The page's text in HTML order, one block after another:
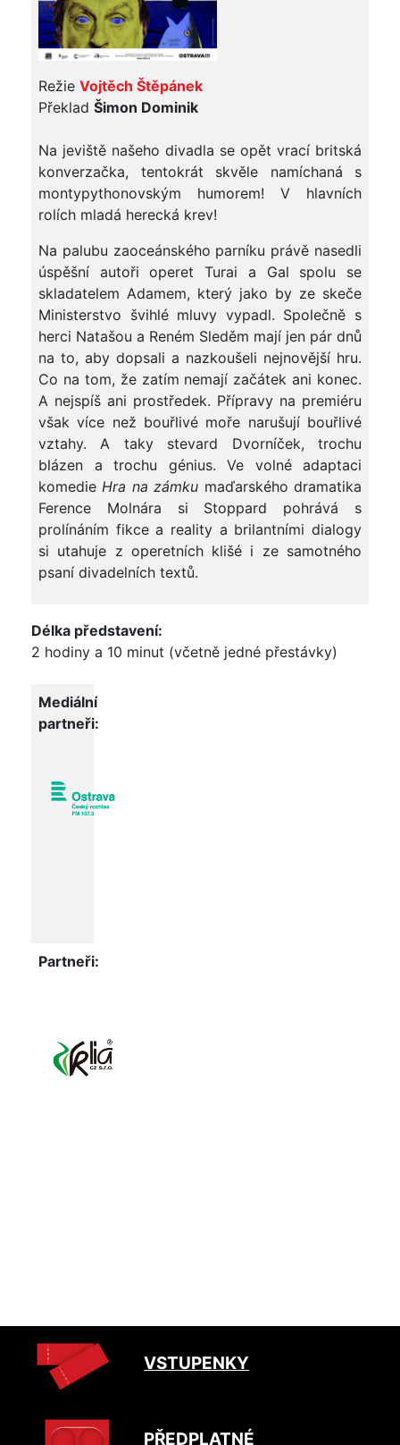
Režie Vojtěch Štěpánek
Překlad Šimon Dominik
Na jeviště našeho divadla se opět vrací britská
konverzačka, tentokrát skvěle namíchaná s
montypythonovským humorem! V hlavních
rolích mladá herecká krev!
Na palubu zaoceánského parníku právě nasedli
úspěšní autoři operet Turai a Gal spolu se
skladatelem Adamem, který jako by ze skeče
Ministerstvo švihlé mluvy vypadl. Společně s
herci Natašou a Reném Sleděm mají jen pár dnů
na to, aby dopsali a nazkoušeli nejnovější hru.
Co na tom, že zatím nemají začátek ani konec.
A nejspíš ani prostředek. Přípravy na premiéru
však více než bouřlivé moře narušují bouřlivé
vztahy. A taky stevard Dvorníček, trochu
blázen a trochu génius. Ve volné adaptaci
komedieHra na zámku maďarského dramatika
Ference Molnára si Stoppard pohrává s
prolínáním fikce a reality a brilantními dialogy
si utahuje z operetních klišé i ze samotného
psaní divadelních textů.
Délka představení:
2 hodiny a 10 minut (včetně jedné přestávky)
Mediální
partneři:
Partneři:
VSTUPENKY
PŘEDPLATNÉ